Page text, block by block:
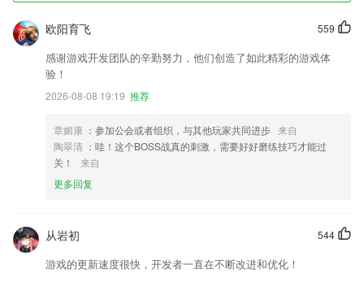
559
欧阳育飞
感谢游戏开发团队的辛勤努力，他们创造了如此精彩的游戏体
验！
2026-08-08 19:19 推荐
章媚康 ：参加公会或者组织，与其他玩家共同进步 来自
陶翠清 ：哇！这个BOSS战真的刺激，需要好好磨练技巧才能过
关！
来自
更多回复
544
从岩初
游戏的更新速度很快，开发者一直在不断改进和优化！